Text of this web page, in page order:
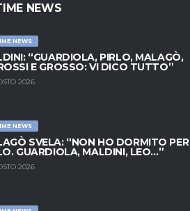
NEWS
NEWS
“GUARDIOLA, PIRLO, MALAGÒ,
E GROSSO: VI DICO TUTTO”
2026
NEWS
SVELA: “NON HO DORMITO PER
GUARDIOLA, MALDINI, LEO…”
2026
TORNA AL
È QUASI UN